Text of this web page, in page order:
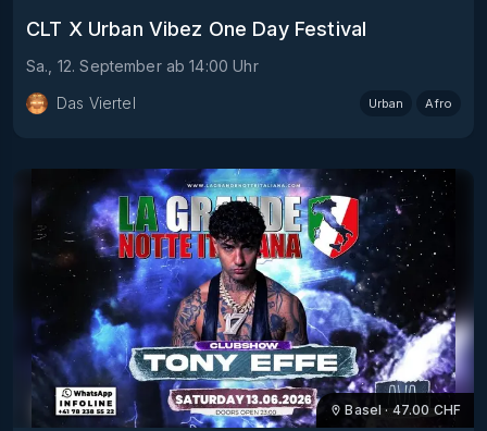
CLT X Urban Vibez One Day Festival
Sa., 12. September ab 14:00 Uhr
Das Viertel
Urban Afro
Basel · 47.00 CHF